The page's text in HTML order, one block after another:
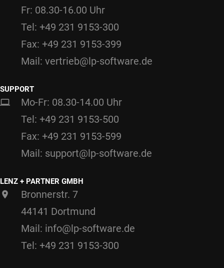
Fr: 08.30-16.00 Uhr
Tel: +49 231 9153-300
Fax: +49 231 9153-399
Mail: vertrieb@lp-software.de
SUPPORT
Mo-Fr: 08.30-14.00 Uhr
Tel: +49 231 9153-500
Fax: +49 231 9153-599
Mail: support@lp-software.de
LENZ + PARTNER GMBH
Bronnerstr. 7
44141 Dortmund
Mail: info@lp-software.de
Tel: +49 231 9153-300